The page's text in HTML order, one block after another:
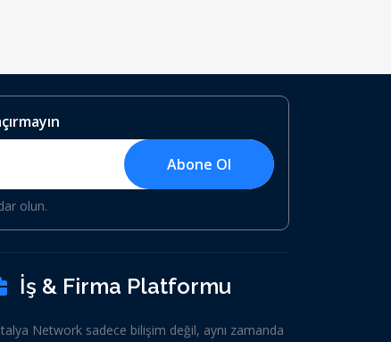
Abone Ol
olun.
İş & Firma Platformu
Network sadece bilişim değil, aynı zamanda